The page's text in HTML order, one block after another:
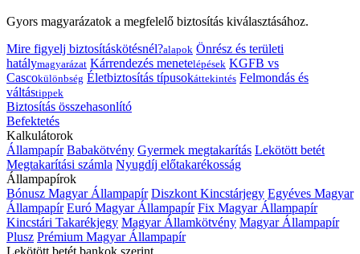
Gyors magyarázatok a megfelelő biztosítás kiválasztásához.
Mire figyelj biztosításkötésnél?alapok Önrész és területi
hatálymagyarázat Kárrendezés menetelépések KGFB vs
Cascokülönbség Életbiztosítás típusokáttekintés Felmondás és
váltástippek
Biztosítás összehasonlító
Befektetés
Kalkulátorok
Állampapír Babakötvény Gyermek megtakarítás Lekötött betét
Megtakarítási számla Nyugdíj előtakarékosság
Állampapírok
Bónusz Magyar Állampapír Diszkont Kincstárjegy Egyéves Magyar
Állampapír Euró Magyar Állampapír Fix Magyar Állampapír
Kincstári Takarékjegy Magyar Államkötvény Magyar Állampapír
Plusz Prémium Magyar Állampapír
Lekötött betét bankok szerint